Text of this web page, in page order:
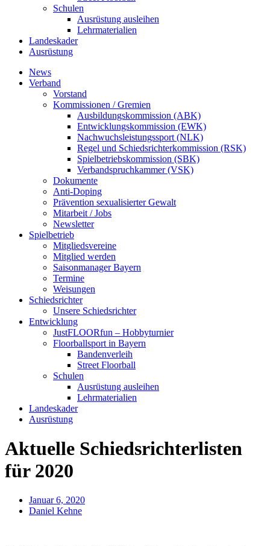
Schulen
Ausrüstung ausleihen
Lehrmaterialien
Landeskader
Ausrüstung
News
Verband
Vorstand
Kommissionen / Gremien
Ausbildungskommission (ABK)
Entwicklungskommission (EWK)
Nachwuchsleistungssport (NLK)
Regel und Schiedsrichterkommission (RSK)
Spielbetriebskommission (SBK)
Verbandspruchkammer (VSK)
Dokumente
Anti-Doping
Prävention sexualisierter Gewalt
Mitarbeit / Jobs
Newsletter
Spielbetrieb
Mitgliedsvereine
Mitglied werden
Saisonmanager Bayern
Termine
Weisungen
Schiedsrichter
Unsere Schiedsrichter
Entwicklung
JustFLOORfun – Hobbyturnier
Floorballsport in Bayern
Bandenverleih
Street Floorball
Schulen
Ausrüstung ausleihen
Lehrmaterialien
Landeskader
Ausrüstung
Aktuelle Schiedsrichterlisten
für 2020
Januar 6, 2020
Daniel Kehne